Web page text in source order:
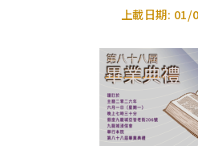
道學碩士(英國)
釋經講道深造微證書
上載日期: 01/